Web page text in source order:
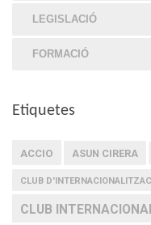
LEGISLACIÓ
FORMACIÓ
Etiquetes
ACCIO ASUN CIRERA
CLUB
CLUB